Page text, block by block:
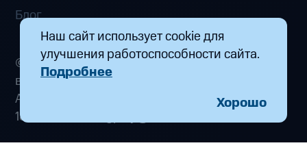
Наш сайт использует cookie для
улучшения работоспособности сайта.
Подробнее
Хорошо
Блог
© 2026 ООО «Маркетплейс распределенных
вычислений». Все права защищены
Адрес: 115432, г. Москва, пр-кт Андропова, д.
18, к. 9 Почта: